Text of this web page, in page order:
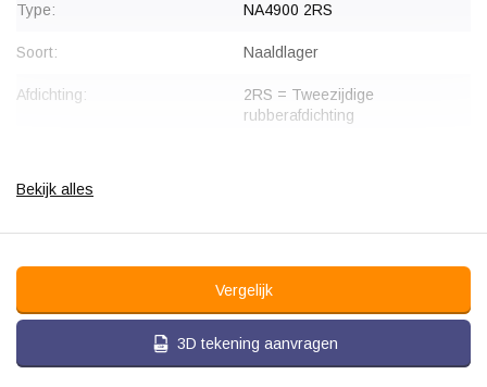
Type: NA4900 2RS
Soort: Naaldlager
Afdichting:
2RS = Tweezijdige
rubberafdichting
Bekijk alles
Vergelijk
3D tekening aanvragen